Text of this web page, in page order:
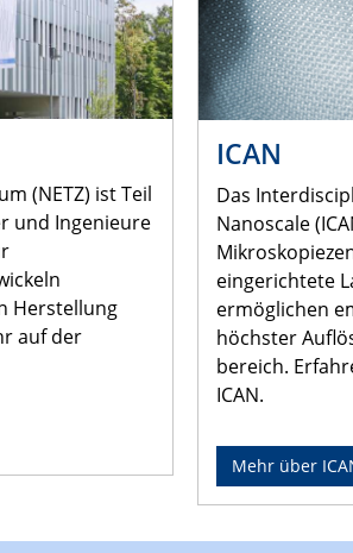
(NETZ) ist Teil
und Ingenieure
Herstellung
auf der
ICAN
Das
Nanoscale
eingerichtete
ermöglichen
höchster
bereich.
ICAN.
Mehr über